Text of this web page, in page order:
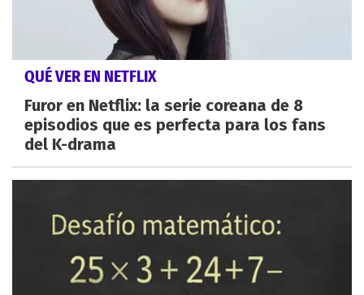
QUÉ VER EN NETFLIX
Furor en Netflix: la serie coreana de 8
episodios que es perfecta para los fans
del K-drama